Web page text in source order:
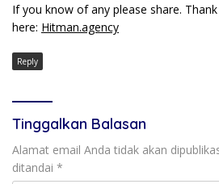
If you know of any please share.
here: Hitman.agency
Reply
Tinggalkan Balasan
Alamat email Anda tidak akan
ditandai *